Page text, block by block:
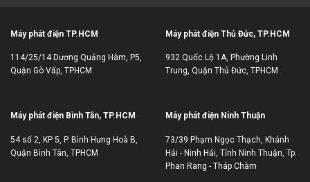
Máy phát điện TP.HCM
114/25/14 Dương Quảng Hàm, P5,
Quận Gò Vấp, TPHCM
Máy phát điện Thủ Đức, TP.HCM
932 Quốc Lộ 1A, Phường Linh
Trung, Quận Thủ Đức, TPHCM
Máy phát điện Bình Tân, TP.HCM
54 số 2, KP 5, P. Bình Hưng Hoà B,
Quận Bình Tân, TPHCM
Máy phát điện Ninh Thuận
73/39 Phạm Ngọc Thạch, Khánh
Hải - Ninh Hải, Tỉnh Ninh Thuận, Tp.
Phan Rang - Tháp Chàm